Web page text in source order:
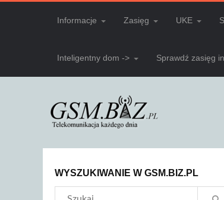
Informacje Zasięg UKE
Inteligentny dom -> Sprawdź zasięg
WYSZUKIWANIE W GSM.BIZ.PL